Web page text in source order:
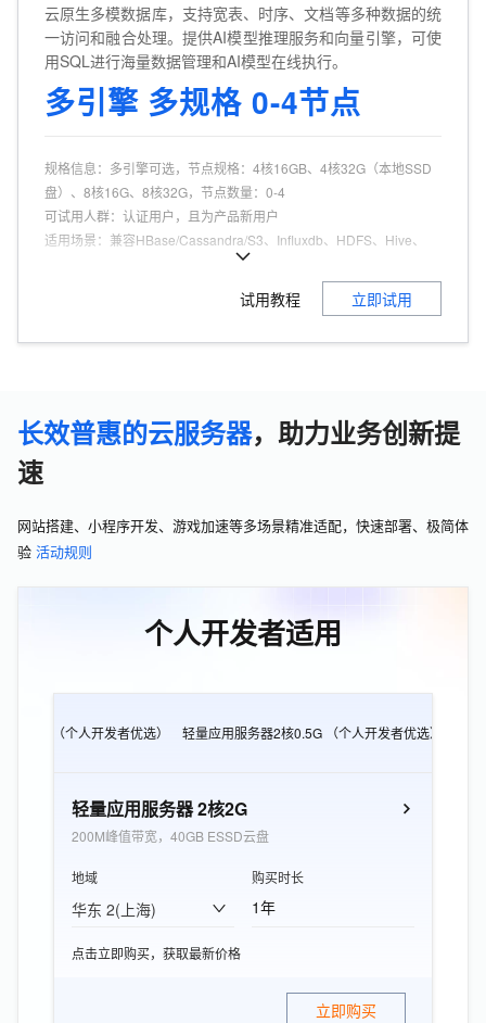
云原生多模数据库，支持宽表、时序、文档等多种数据的统
一访问和融合处理。提供AI模型推理服务和向量引擎，可使
用SQL进行海量数据管理和AI模型在线执行。
多引擎 多规格 0-4节点
规格信息： 多引擎可选，节点规格：4核16GB、4核32G（本地SSD
盘）、8核16G、8核32G，节点数量：0-4
可试用人群： 认证用户，且为产品新用户
适用场景： 兼容HBase/Cassandra/S3、Influxdb、HDFS、Hive、
Kafka、Flink、Hadoop等，可与ECS、MySQL、OSS等产品搭配使
100%兼容HBase，支持sql使用，支持开源客户端免改造
试用教程 立即试用
长效普惠的云服务器，助力业务创新提
速
网站搭建、小程序开发、游戏加速等多场景精准适配，快速部署、极简体
验 活动规则
个人开发者适用
e实例 （个人开发者优选） 轻量应用服务器2核0.5G （个人开发者优选）
轻量应用服务器 2核2G
200M峰值带宽，40GB ESSD云盘
地域
华东 2(上海)
购买时长
1年
点击立即购买，获取最新价格
立即购买